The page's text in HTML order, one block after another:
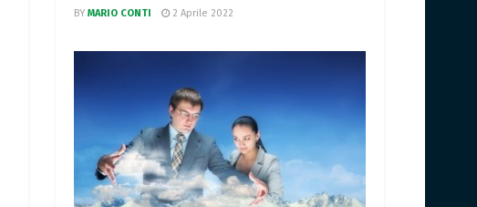
BY MARIO CONTI 2 Aprile 2022